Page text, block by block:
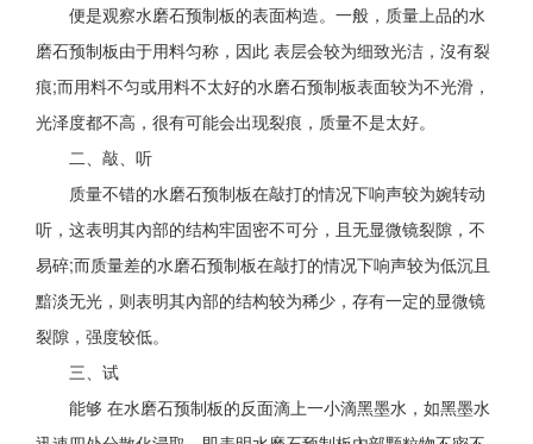
便是观察水磨石预制板的表面构造。一般，质量上品的水
磨石预制板由于用料匀称，因此 表层会较为细致光洁，沒有裂
痕;而用料不匀或用料不太好的水磨石预制板表面较为不光滑，
光泽度都不高，很有可能会出现裂痕，质量不是太好。
二、敲、听
质量不错的水磨石预制板在敲打的情况下响声较为婉转动
听，这表明其內部的结构牢固密不可分，且无显微镜裂隙，不
易碎;而质量差的水磨石预制板在敲打的情况下响声较为低沉且
黯淡无光，则表明其內部的结构较为稀少，存有一定的显微镜
裂隙，强度较低。
三、试
能够 在水磨石预制板的反面滴上一小滴黑墨水，如黑墨水